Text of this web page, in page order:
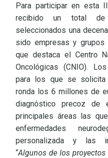
Para participar en esta
recibido un total de
seleccionados una
sido empresas y grupos
que destaca el Centro
Oncológicas (CNIO).
para los que se solicita
ronda los 6 millones de
diagnóstico precoz de
principales áreas las
enfermedades
personalizada y las
“Algunos de los